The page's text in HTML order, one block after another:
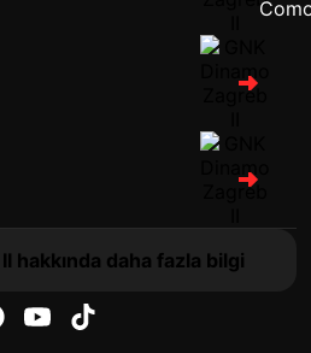
hakkında daha fazla bilgi